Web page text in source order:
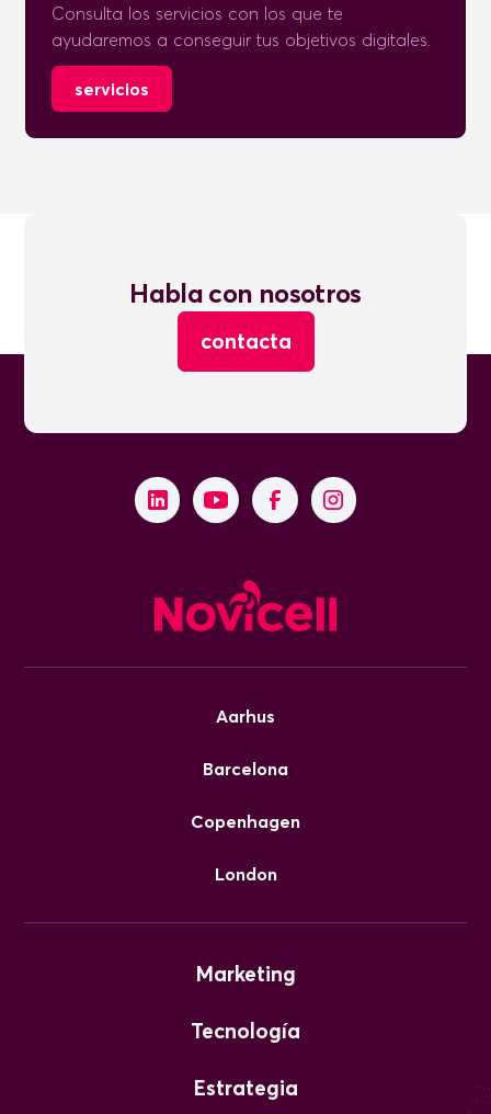
Consulta los servicios con los que te
ayudaremos a conseguir tus objetivos digitales.
servicios
Habla con nosotros
contacta
Aarhus
Barcelona
Copenhagen
London
Marketing
Tecnología
Estrategia